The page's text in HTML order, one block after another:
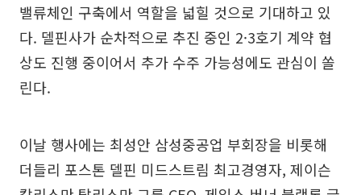
밸류체인 구축에서 역할을 넓힐 것으로 기대하고 있
다. 델핀사가 순차적으로 추진 중인 2·3호기 계약 협
상도 진행 중이어서 추가 수주 가능성에도 관심이 쏠
린다.
이날 행사에는 최성안 삼성중공업 부회장을 비롯해
더들리 포스톤 델핀 미드스트림 최고경영자, 제이슨